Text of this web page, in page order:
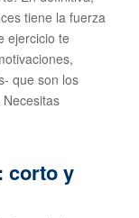
tiene la fuerza
ejercicio te
que son los
corto y